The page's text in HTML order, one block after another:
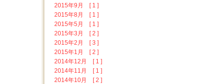
2015年9月 [ 1 ]
2015年8月 [ 1 ]
2015年5月 [ 1 ]
2015年3月 [ 2 ]
2015年2月 [ 3 ]
2015年1月 [ 2 ]
2014年12月 [ 1 ]
2014年11月 [ 1 ]
2014年10月 [ 2 ]